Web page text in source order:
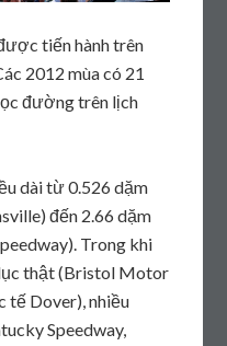
tiến hành trên
2012 mùa có 21
đường trên lịch
dài từ 0.526 dặm
đến 2.66 dặm
Trong khi
thật (Bristol Motor
tế Dover), nhiều
Speedway,